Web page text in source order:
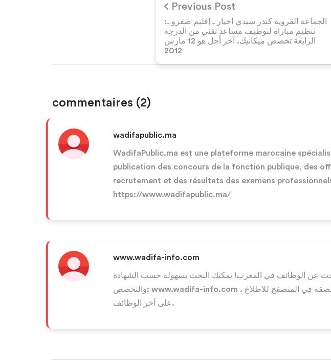
Previous Post
الجماعة القروية كندر سيدي اخيار ـ إقليم صفرو ـ:
تنظيم مباراة لتوظيف مساعد تقني من الدرجة
الرابعة تخصص ميكانيك. آخر أجل هو 12 مارس
2012
commentaires (2)
wadifapublic.ma
WadifaPublic.ma est une plateforme marocaine
publication des concours de la fonction publique, des
recrutement et des résultats des examens
https://www.wadifapublic.ma/
www.wadifa-info.com
عن الوظائف في المغرب! يمكنك البحث بسهولة حسب الشهادة
والتخصص: www.wadifa-info.com . انسخ الرابط والصقه في المتصفح للاطلاع
على آخر الوظائف.